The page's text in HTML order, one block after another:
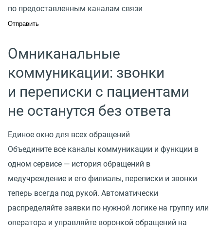
по предоставленным каналам связи
Омниканальные
коммуникации: звонки
и переписки с пациентами
не останутся без ответа
Единое окно для всех обращений
Объедините все каналы коммуникации и функции в
одном сервисе — история обращений в
медучреждение и его филиалы, переписки и звонки
теперь всегда под рукой. Автоматически
распределяйте заявки по нужной логике на группу или
оператора и управляйте воронкой обращений на